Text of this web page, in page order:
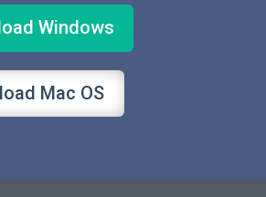
Windows
Mac OS